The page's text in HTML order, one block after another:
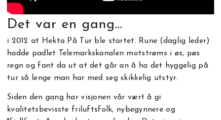
Det var en gang...
i 2012 at Hekta På Tur ble startet. Rune (daglig leder)
hadde padlet Telemarkskanalen motstrøms i øs, pøs
regn og fant da ut at det går an å ha det hyggelig på
tur så lenge man har med seg skikkelig utstyr.
Siden den gang har visjonen vår vært å gi
kvalitetsbevisste friluftsfolk, nybegynnere og